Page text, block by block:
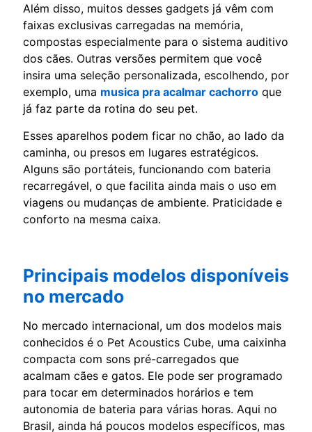
Além disso, muitos desses gadgets já vêm com
faixas exclusivas carregadas na memória,
compostas especialmente para o sistema auditivo
dos cães. Outras versões permitem que você
insira uma seleção personalizada, escolhendo, por
exemplo, uma musica pra acalmar cachorro que
já faz parte da rotina do seu pet.
Esses aparelhos podem ficar no chão, ao lado da
caminha, ou presos em lugares estratégicos.
Alguns são portáteis, funcionando com bateria
recarregável, o que facilita ainda mais o uso em
viagens ou mudanças de ambiente. Praticidade e
conforto na mesma caixa.
Principais modelos disponíveis
no mercado
No mercado internacional, um dos modelos mais
conhecidos é o Pet Acoustics Cube, uma caixinha
compacta com sons pré-carregados que
acalmam cães e gatos. Ele pode ser programado
para tocar em determinados horários e tem
autonomia de bateria para várias horas. Aqui no
Brasil, ainda há poucos modelos específicos, mas